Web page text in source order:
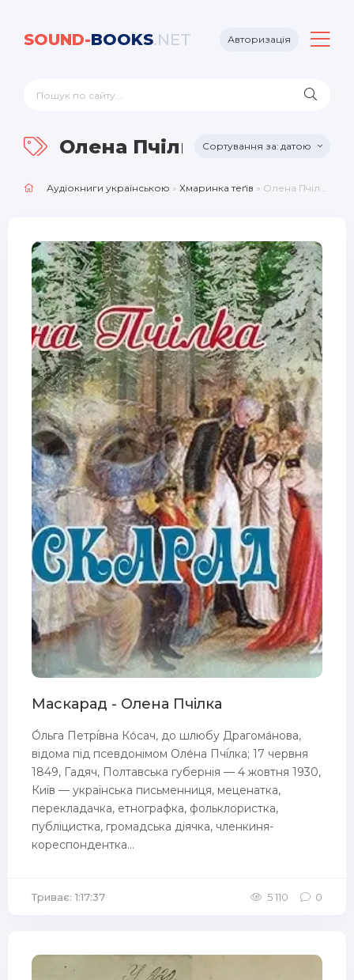
SOUND-BOOKS.NET Авторизація
Олена Пчілка датою
Аудіокниги українською » Хмаринка теґів » Олена Пчілка
Маскарад - Олена Пчілка
О́льга Петрі́вна Ко́сач, до шлюбу Драгома́нова,
відома під псевдонімом Оле́на Пчі́лка; 17 червня
1849, Гадяч, Полтавська губернія — 4 жовтня 1930,
Київ — українська письменниця, меценатка,
перекладачка, етнографка, фольклористка,
публіцистка, громадська діячка, членкиня-
кореспондентка...
Триває: 1:17:37 5 110 0